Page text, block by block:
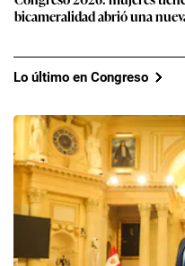
bicameralidad abrió una
Lo último en Congreso